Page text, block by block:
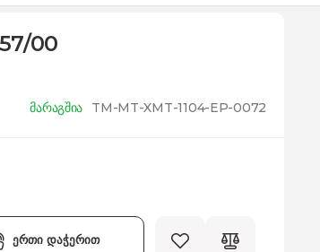
00
მარაგშია TM-MT-XMT-1104-EP-0072
ერთი დაჭერით